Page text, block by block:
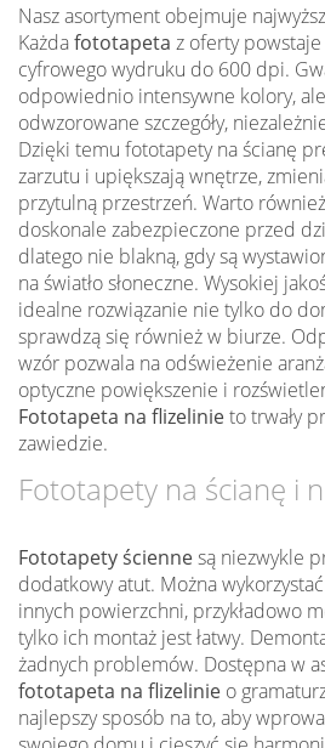
Nasz asortyment obejmuje
Każdafototapeta z oferty
cyfrowego wydruku do 600 dpi.
odpowiednio intensywne kolory,
odwzorowane szczegóły,
Dzięki temu fototapety na ścianę
zarzutu i upiększają wnętrze,
przytulną przestrzeń. Warto
doskonale zabezpieczone przed
dlatego nie blakną, gdy są
na światło słoneczne. Wysokiej
idealne rozwiązanie nie tylko do
sprawdzą się również w biurze.
wzór pozwala na odświeżenie
optyczne powiększenie i
Fototapeta na flizelinieto trwały
zawiedzie.
Fototapety na ścianę i
Fototapety ściennesą niezwykle
dodatkowy atut. Można
innych powierzchni, przykładowo
tylko ich montaż jest łatwy.
żadnych problemów. Dostępna w
fototapeta na flizelinie o
najlepszy sposób na to, aby